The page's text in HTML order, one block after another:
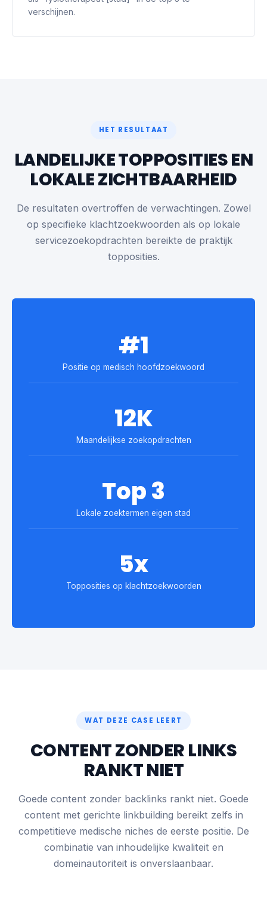
verschijnen.
HET RESULTAAT
LANDELIJKE TOPPOSITIES EN
LOKALE ZICHTBAARHEID
De resultaten overtroffen de verwachtingen. Zowel
op specifieke klachtzoekwoorden als op lokale
servicezoekopdrachten bereikte de praktijk
topposities.
#1
Positie op medisch hoofdzoekwoord
12K
Maandelijkse zoekopdrachten
Top 3
Lokale zoektermen eigen stad
5x
Topposities op klachtzoekwoorden
WAT DEZE CASE LEERT
CONTENT ZONDER LINKS
RANKT NIET
Goede content zonder backlinks rankt niet. Goede
content met gerichte linkbuilding bereikt zelfs in
competitieve medische niches de eerste positie. De
combinatie van inhoudelijke kwaliteit en
domeinautoriteit is onverslaanbaar.